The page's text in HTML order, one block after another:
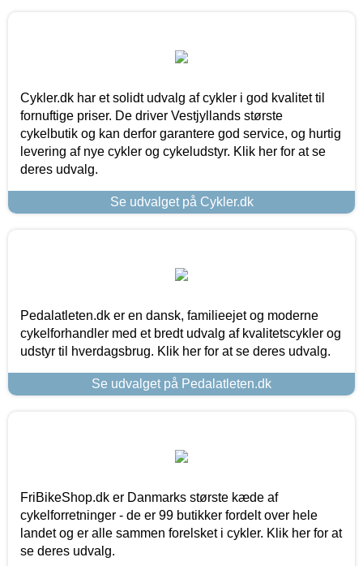
Cykler.dk har et solidt udvalg af cykler i god kvalitet til
fornuftige priser. De driver Vestjyllands største
cykelbutik og kan derfor garantere god service, og hurtig
levering af nye cykler og cykeludstyr. Klik her for at se
deres udvalg.
Se udvalget på Cykler.dk
Pedalatleten.dk er en dansk, familieejet og moderne
cykelforhandler med et bredt udvalg af kvalitetscykler og
udstyr til hverdagsbrug. Klik her for at se deres udvalg.
Se udvalget på Pedalatleten.dk
FriBikeShop.dk er Danmarks største kæde af
cykelforretninger - de er 99 butikker fordelt over hele
landet og er alle sammen forelsket i cykler. Klik her for at
se deres udvalg.